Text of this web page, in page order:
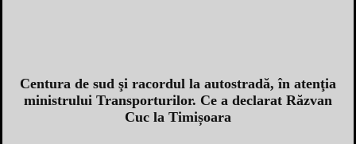
Centura de sud şi racordul la autostradă, în atenţia
ministrului Transporturilor. Ce a declarat Răzvan
Cuc la Timișoara